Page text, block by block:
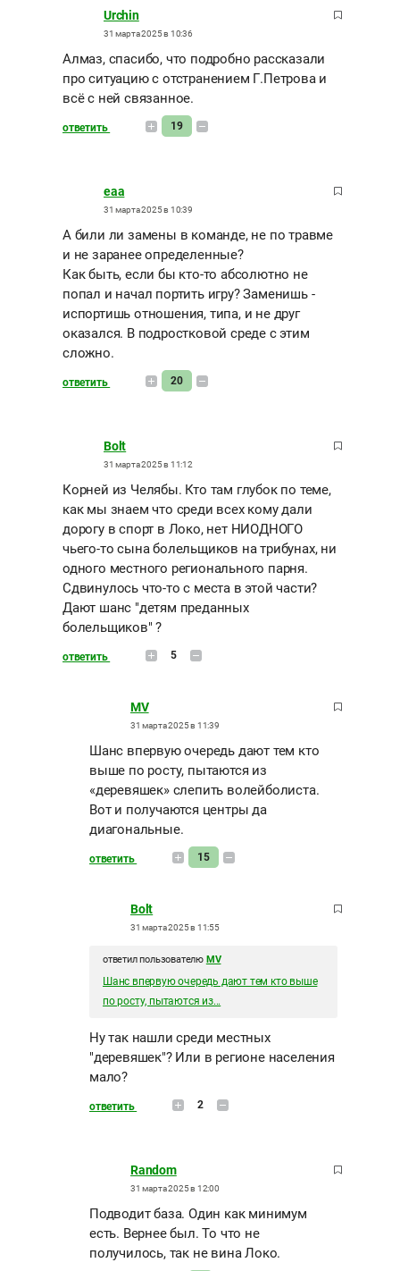
Urchin
31 марта 2025 в 10:36
Алмаз, спасибо, что подробно рассказали
про ситуацию с отстранением Г.Петрова и
всё с ней связанное.
ответить 19
eaa
31 марта 2025 в 10:39
А били ли замены в команде, не по травме
и не заранее определенные?
Как быть, если бы кто-то абсолютно не
попал и начал портить игру? Заменишь -
испортишь отношения, типа, и не друг
оказался. В подростковой среде с этим
сложно.
ответить 20
Bolt
31 марта 2025 в 11:12
Корней из Челябы. Кто там глубок по теме,
как мы знаем что среди всех кому дали
дорогу в спорт в Локо, нет НИОДНОГО
чьего-то сына болельщиков на трибунах, ни
одного местного регионального парня.
Сдвинулось что-то с места в этой части?
Дают шанс "детям преданных
болельщиков" ?
ответить 5
MV
31 марта 2025 в 11:39
Шанс впервую очередь дают тем кто
выше по росту, пытаются из
«деревяшек» слепить волейболиста.
Вот и получаются центры да
диагональные.
ответить 15
Bolt
31 марта 2025 в 11:55
ответил пользователю MV
Шанс впервую очередь дают тем кто выше
по росту, пытаются из...
Ну так нашли среди местных
"деревяшек"? Или в регионе населения
мало?
ответить 2
Random
31 марта 2025 в 12:00
Подводит база. Один как минимум
есть. Вернее был. То что не
получилось, так не вина Локо.